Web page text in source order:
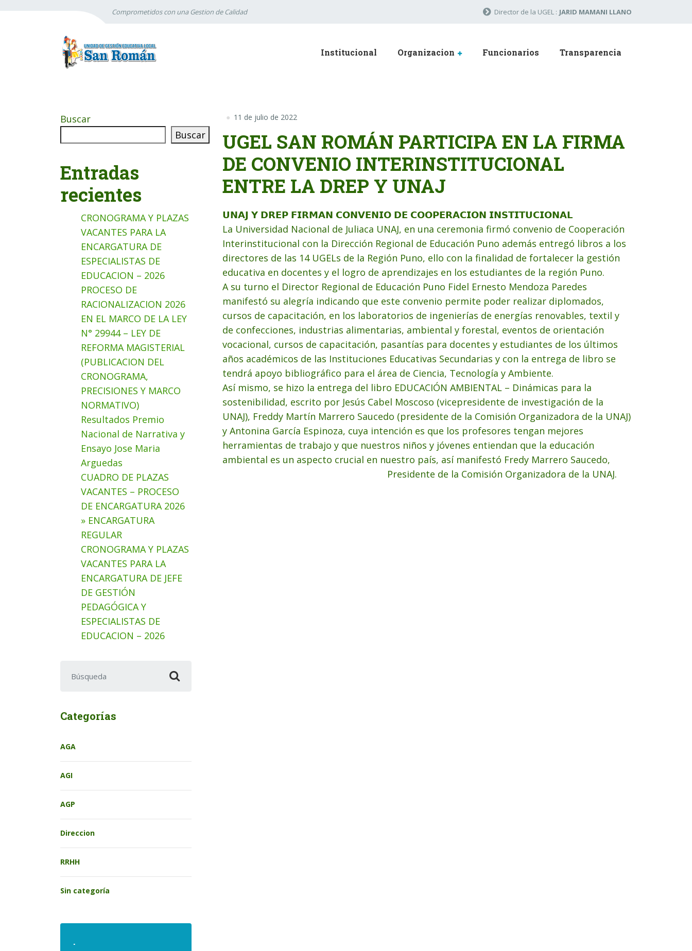
Comprometidos con una Gestion de Calidad Director de la UGEL : JARID MAMANI LLANO
Institucional Organizacion Funcionarios Transparencia
11 de julio de 2022
UGEL SAN ROMÁN PARTICIPA EN LA FIRMA
DE CONVENIO INTERINSTITUCIONAL
ENTRE LA DREP Y UNAJ
𝗨𝗡𝗔𝗝 𝗬 𝗗𝗥𝗘𝗣 𝗙𝗜𝗥𝗠𝗔𝗡 𝗖𝗢𝗡𝗩𝗘𝗡𝗜𝗢 𝗗𝗘 𝗖𝗢𝗢𝗣𝗘𝗥𝗔𝗖𝗜𝗢𝗡 𝗜𝗡𝗦𝗧𝗜𝗧𝗨𝗖𝗜𝗢𝗡𝗔𝗟
La Universidad Nacional de Juliaca UNAJ, en una ceremonia firmó convenio de Cooperación
Interinstitucional con la Dirección Regional de Educación Puno además entregó libros a los
directores de las 14 UGELs de la Región Puno, ello con la finalidad de fortalecer la gestión
educativa en docentes y el logro de aprendizajes en los estudiantes de la región Puno.
A su turno el Director Regional de Educación Puno Fidel Ernesto Mendoza Paredes
manifestó su alegría indicando que este convenio permite poder realizar diplomados,
cursos de capacitación, en los laboratorios de ingenierías de energías renovables, textil y
de confecciones, industrias alimentarias, ambiental y forestal, eventos de orientación
vocacional, cursos de capacitación, pasantías para docentes y estudiantes de los últimos
años académicos de las Instituciones Educativas Secundarias y con la entrega de libro se
tendrá apoyo bibliográfico para el área de Ciencia, Tecnología y Ambiente.
Así mismo, se hizo la entrega del libro EDUCACIÓN AMBIENTAL – Dinámicas para la
sostenibilidad, escrito por Jesús Cabel Moscoso (vicepresidente de investigación de la
UNAJ), Freddy Martín Marrero Saucedo (presidente de la Comisión Organizadora de la UNAJ)
y Antonina García Espinoza, cuya intención es que los profesores tengan mejores
herramientas de trabajo y que nuestros niños y jóvenes entiendan que la educación
ambiental es un aspecto crucial en nuestro país, así manifestó Fredy Marrero Saucedo,
Presidente de la Comisión Organizadora de la UNAJ.
Buscar
Buscar
Entradas
recientes
CRONOGRAMA Y PLAZAS
VACANTES PARA LA
ENCARGATURA DE
ESPECIALISTAS DE
EDUCACION – 2026
PROCESO DE
RACIONALIZACION 2026
EN EL MARCO DE LA LEY
N° 29944 – LEY DE
REFORMA MAGISTERIAL
(PUBLICACION DEL
CRONOGRAMA,
PRECISIONES Y MARCO
NORMATIVO)
Resultados Premio
Nacional de Narrativa y
Ensayo Jose Maria
Arguedas
CUADRO DE PLAZAS
VACANTES – PROCESO
DE ENCARGATURA 2026
» ENCARGATURA
REGULAR
CRONOGRAMA Y PLAZAS
VACANTES PARA LA
ENCARGATURA DE JEFE
DE GESTIÓN
PEDAGÓGICA Y
ESPECIALISTAS DE
EDUCACION – 2026
Categorías
AGA
AGI
AGP
Direccion
RRHH
Sin categoría
.